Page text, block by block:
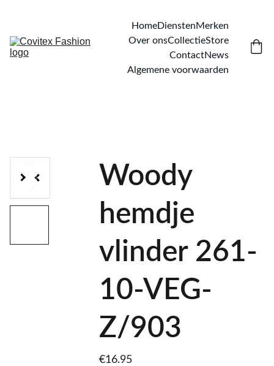
HomeDienstenMerken
Over onsCollectieStore
ContactNews
Algemene voorwaarden
Woody
hemdje
vlinder 261-
10-VEG-
Z/903
€16.95